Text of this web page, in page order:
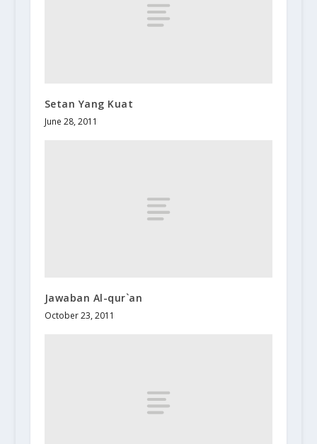
Setan Yang Kuat
June 28, 2011
Jawaban Al-qur`an
October 23, 2011